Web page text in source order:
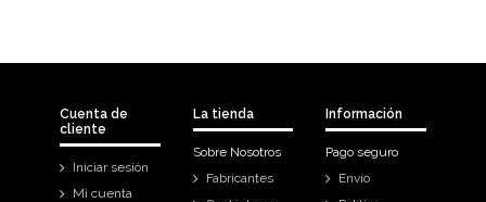
Cuenta de
cliente
Iniciar sesión
Mi cuenta
La tienda
Sobre Nosotros
Fabricantes
Información
Pago seguro
Envío